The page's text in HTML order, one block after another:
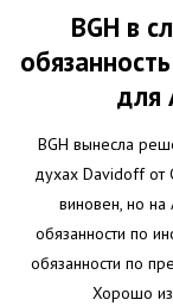
BGH в
для
BGH вынесла
духах Davidoff от
виновен, но
обязанности по
обязанности по
Хорошо